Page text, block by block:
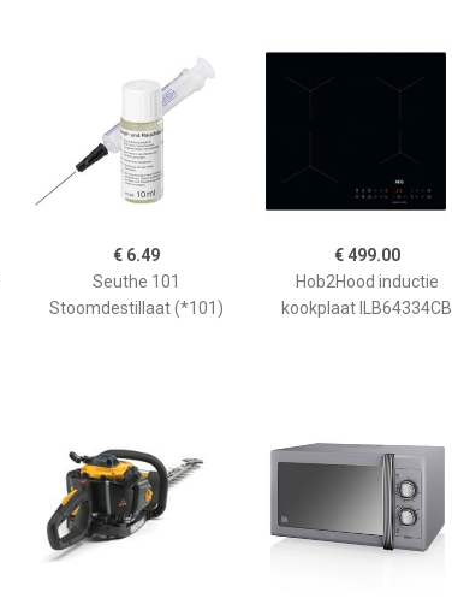
€ 6.49
Seuthe 101
Stoomdestillaat (*101)
€ 499.00
Hob2Hood inductie
kookplaat ILB64334CB